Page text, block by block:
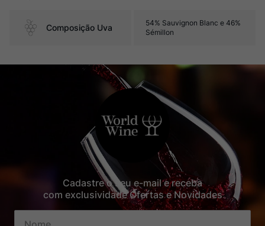
Composição Uva
54% Sauvignon Blanc e 46%
Sémillon
Cadastre o seu e-mail e receba
com exclusividade Ofertas e Novidades